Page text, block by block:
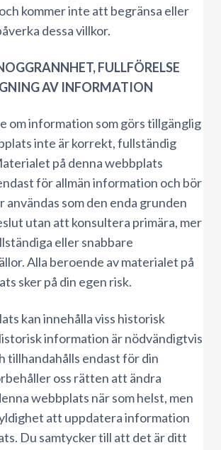
kommer inte att begränsa eller
dessa villkor.
FULLFÖRELSE
AV INFORMATION
om information som görs tillgänglig
inte är korrekt, fullständig
på denna webbplats
för allmän information och bör
användas som den enda grunden
utan att konsultera primära, mer
eller snabbare
Alla beroende av materialet på
sker på din egen risk.
kan innehålla viss historisk
information är nödvändigtvis
tillhandahålls endast för din
oss rätten att ändra
webbplats när som helst, men
att uppdatera information
Du samtycker till att det är ditt